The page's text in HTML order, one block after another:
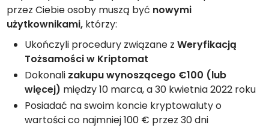
przez Ciebie osoby muszą być nowymi
użytkownikami, którzy:
Ukończyli procedury związane zWeryfikacją
Tożsamości w Kriptomat
Dokonali zakupu wynoszącego €100 (lub
więcej) między 10 marca, a 30 kwietnia 2022 roku
Posiadać na swoim koncie kryptowaluty o
wartości co najmniej 100 € przez 30 dni